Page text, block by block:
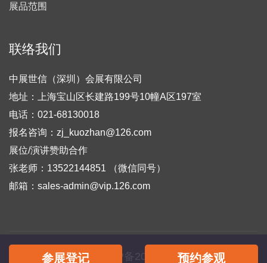
展品范围
联络我们
中展世信（深圳）会展有限公司
地址：上海宝山区长建路199号10幢A区197室
电话：021-68130018
报名咨询：zj_kuozhan@126.com
展位/演讲赞助合作
张老师：13522144851 （微信同号）
邮箱：sales-admin@vip.126.com
备案号： 粤ICP备2022018403号-4
参展登记 预约参观